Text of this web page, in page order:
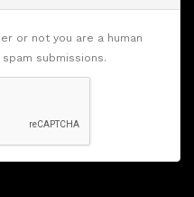
or not you are a human
submissions.